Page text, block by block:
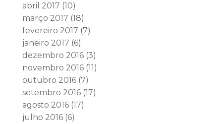
abril 2017 (10)
março 2017 (18)
fevereiro 2017 (7)
janeiro 2017 (6)
dezembro 2016(3)
novembro 2016(11)
outubro 2016(7)
setembro 2016(17)
agosto 2016(17)
julho 2016(6)